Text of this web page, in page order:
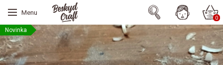
Menu
0
Novinka